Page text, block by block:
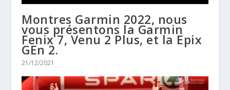
Montres Garmin 2022, nous
vous présentons la Garmin
Fenix 7, Venu 2 Plus, et la Epix
GEn 2.
21/12/2021